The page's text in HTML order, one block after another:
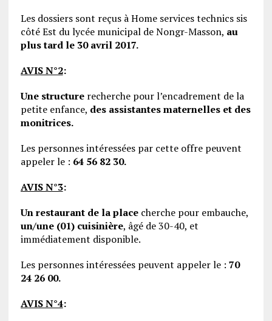
Les dossiers sont reçus à Home services technics sis
côté Est du lycée municipal de Nongr-Masson, au
plus tard le 30 avril 2017.
AVIS N°2:
Une structurerecherche pour l’encadrement de la
petite enfance, des assistantes maternelles et des
monitrices.
Les personnes intéressées par cette offre peuvent
appeler le : 64 56 82 30.
AVIS N°3:
Un restaurant de la placecherche pour embauche,
un/une (01) cuisinière, âgé de 30-40, et
immédiatement disponible.
Les personnes intéressées peuvent appeler le : 70
24 26 00.
AVIS N°4: